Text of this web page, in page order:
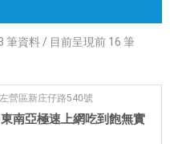
有
實
門
市
，
筆資料 / 目前呈現前 16 筆
營區新庄仔路540號
東南亞極速上網吃到飽無實